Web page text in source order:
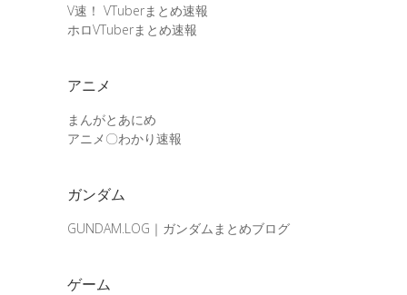
V速！ VTuberまとめ速報
ホロVTuberまとめ速報
アニメ
まんがとあにめ
アニメ〇わかり速報
ガンダム
GUNDAM.LOG｜ガンダムまとめブログ
ゲーム